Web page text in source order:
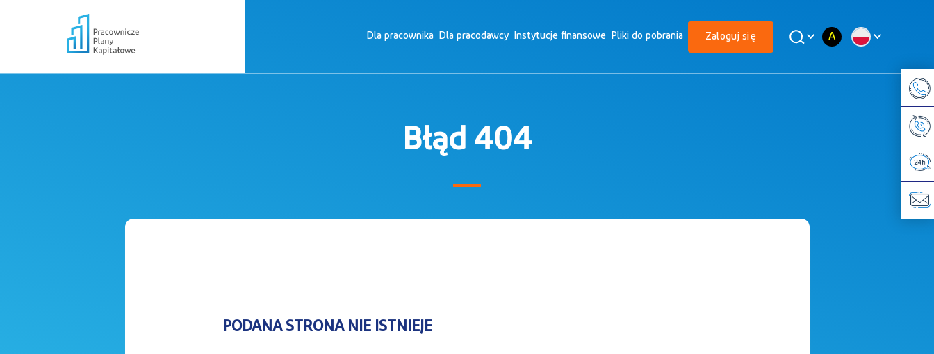
Dla pracownika Dla pracodawcy Instytucje finansowe Pliki do pobrania Zaloguj się A
Błąd 404
PODANA STRONA NIE ISTNIEJE